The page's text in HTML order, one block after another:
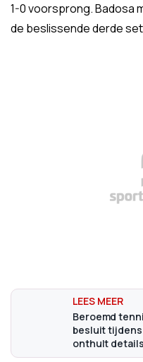
1-0 voorsprong. Badosa
de beslissende derde
Beroemd
besluit
onthult details